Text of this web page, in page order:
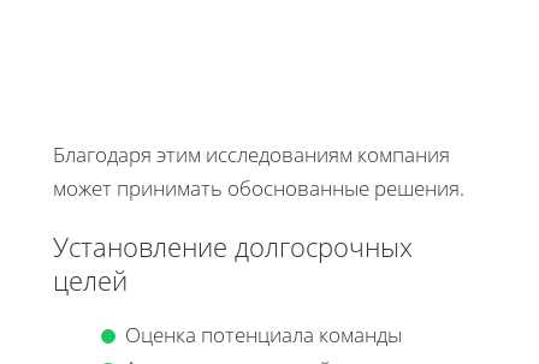
Благодаря этим исследованиям компания
может принимать обоснованные решения.
Установление долгосрочных
целей
Оценка потенциала команды